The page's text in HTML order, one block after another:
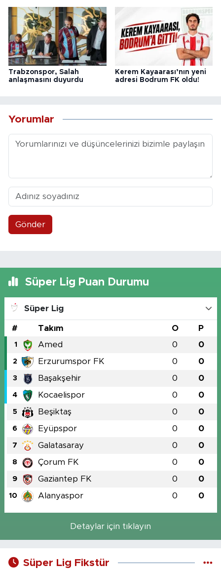
Trabzonspor, Salah
anlaşmasını duyurdu
Kerem Kayaarası’nın yeni
adresi Bodrum FK oldu!
Yorumlar
Gönder
Süper Lig Puan Durumu
Süper Lig
# Takım O P
1 Amed 0 0
2 Erzurumspor FK 0 0
3 Başakşehir 0 0
4 Kocaelispor 0 0
5 Beşiktaş 0 0
6 Eyüpspor 0 0
7 Galatasaray 0 0
8 Çorum FK 0 0
9 Gaziantep FK 0 0
10 Alanyaspor 0 0
Detaylar için tıklayın
Süper Lig Fikstür